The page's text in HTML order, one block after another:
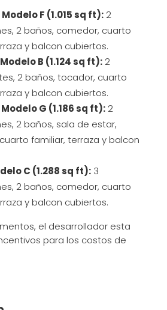
F (1.015 sq ft): 2
2 baños, comedor, cuarto
y balcon cubiertos.
B (1.124 sq ft): 2
2 baños, tocador, cuarto
y balcon cubiertos.
G (1.186 sq ft): 2
2 baños, sala de estar,
familiar, terraza y balcon
C (1.288 sq ft): 3
2 baños, comedor, cuarto
y balcon cubiertos.
el desarrollador esta
para los costos de